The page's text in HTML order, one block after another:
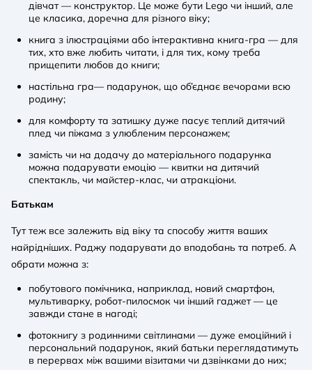
дівчат — конструктор. Це може бути Lego чи інший, але
це класика, доречна для різного віку;
книга з ілюстраціями або інтерактивна книга-гра — для
тих, хто вже любить читати, і для тих, кому треба
прищепити любов до книги;
настільна гра— подарунок, що об’єднає вечорами всю
родину;
для комфорту та затишку дуже пасує теплий дитячий
плед чи піжама з улюбленим персонажем;
замість чи на додачу до матеріального подарунка
можна подарувати емоцію — квитки на дитячий
спектакль, чи майстер-клас, чи атракціони.
Батькам
Тут теж все залежить від віку та способу життя ваших
найрідніших. Раджу подарувати до вподобань та потреб. А
обрати можна з:
побутового помічника, наприклад, новий смартфон,
мультиварку, робот-пилосмок чи інший гаджет — це
завжди стане в нагоді;
фотокнигу з родинними світлинами — дуже емоційний і
персональний подарунок, який батьки переглядатимуть
в перервах між вашими візитами чи дзвінками до них;